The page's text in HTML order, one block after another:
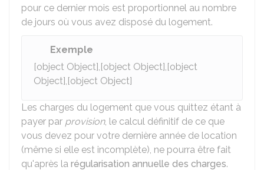
pour ce dernier mois est proportionnel au nombre
de jours où vous avez disposé du logement.
Exemple
[object Object],[object Object],[object
Object],[object Object]
Les charges du logement que vous quittez étant à
payer par provision, le calcul définitif de ce que
vous devez pour votre dernière année de location
(même si elle est incomplète), ne pourra être fait
qu'après la régularisation annuelle des charges.